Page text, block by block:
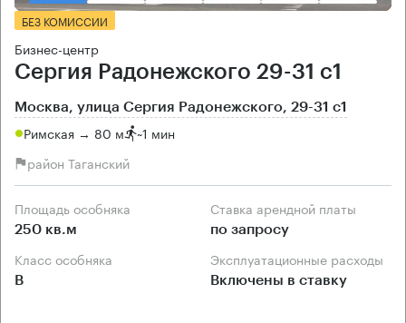
БЕЗ КОМИССИИ
Бизнес-центр
Сергия Радонежского 29-31 с1
Москва, улица Сергия Радонежского, 29-31 с1
Римская → 80 м ~1 мин
район Таганский
Площадь особняка
250 кв.м
Ставка арендной платы
по запросу
Класс особняка
B
Эксплуатационные расходы
Включены в ставку